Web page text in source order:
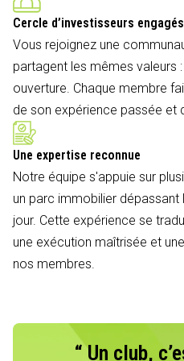
Cercle d’investisseurs engagés
Vous rejoignez une
partagent les mêmes valeurs
ouverture. Chaque membre
de son expérience passée et
Une expertise reconnue
Notre équipe s'appuie sur
un parc immobilier dépassant
jour. Cette expérience se
une exécution maîtrisée et
nos membres.
“ Un club,